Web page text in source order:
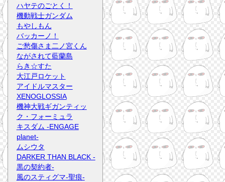
ハヤテのごとく！
機動戦士ガンダム
もやしもん
バッカーノ！
ご愁傷さま二ノ宮くん
ながされて藍蘭島
らき☆すた
大江戸ロケット
アイドルマスター
XENOGLOSSIA
機神大戦ギガンティッ
ク・フォーミュラ
キスダム -ENGAGE
planet-
ムシウタ
DARKER THAN BLACK -
黒の契約者-
風のスティグマ-聖痕-